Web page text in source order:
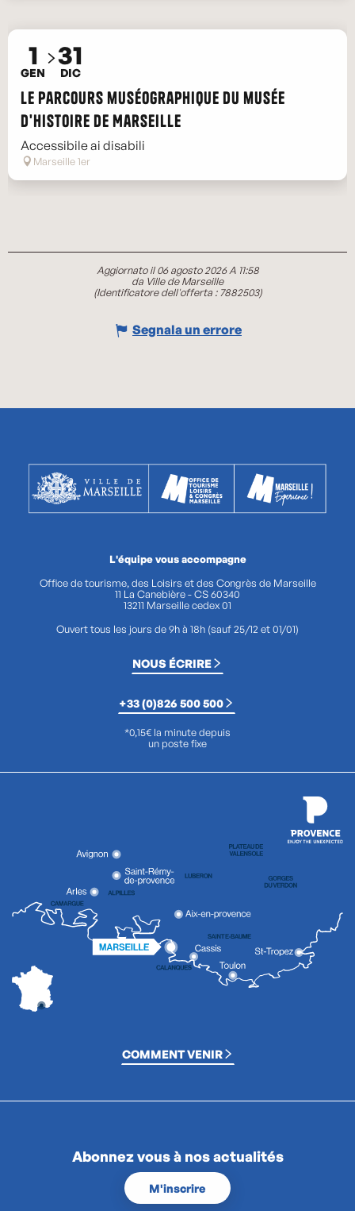
1
GEN
31
DIC
Le par­cours­ muséographique du musée
d'histoire de Marseille
Accessibile ai disabili
Marseille 1er
Aggiornato il 06 agosto 2026 A 11:58
da Ville de Marseille
(Identificatore dell'offerta : 7882503)
Segnala un errore
L'équipe vous accompagne
Office de tourisme, des Loisirs et des Congrès de Marseille
11 La Canebière - CS 60340
13211 Marseille cedex 01
Ouvert tous les jours de 9h à 18h (sauf 25/12 et 01/01)
NOUS ÉCRIRE
+33 (0)826 500 500
*0,15€ la minute depuis
un poste fixe
COMMENT VENIR
Abonnez vous à nos actualités
M'inscrire